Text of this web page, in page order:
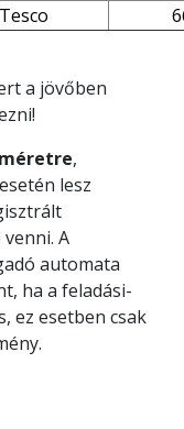
a jövőben
,
lesz
A
automata
ha a feladási-
ez esetben csak